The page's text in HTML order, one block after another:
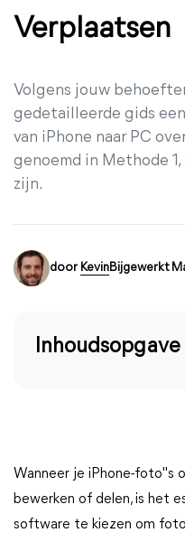
Verplaatsen
Volgens jouw
gedetailleerde gids
van iPhone naar PC
genoemd in Methode
zijn.
door KevinBijgewerkt
Inhoudsopgave
Wanneer je iPhone-foto"s
bewerken of delen, is het
software te kiezen om